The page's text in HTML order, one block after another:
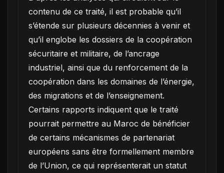
contenu de ce traité, il est probable qu’il
s’étende sur plusieurs décennies à venir et
qu’il englobe les dossiers de la coopération
sécuritaire et militaire, de l’ancrage
industriel, ainsi que du renforcement de la
coopération dans les domaines de l’énergie,
des migrations et de l’enseignement.
Certains rapports indiquent que le traité
pourrait permettre au Maroc de bénéficier
de certains mécanismes de partenariat
européens sans être formellement membre
de l’Union, ce qui représenterait un statut